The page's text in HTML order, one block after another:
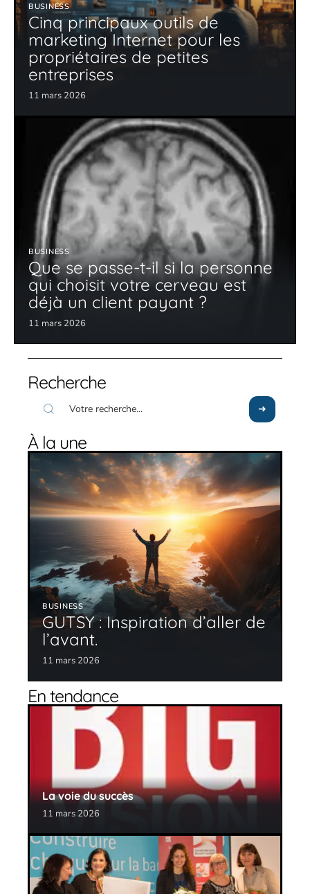
BUSINESS
Cinq principaux outils de
marketing Internet pour les
propriétaires de petites
entreprises
11 mars 2026
BUSINESS
Que se passe-t-il si la personne
qui choisit votre cerveau est
déjà un client payant ?
11 mars 2026
Recherche
À la une
BUSINESS
GUTSY : Inspiration d’aller de
l’avant.
11 mars 2026
En tendance
La voie du succès
11 mars 2026